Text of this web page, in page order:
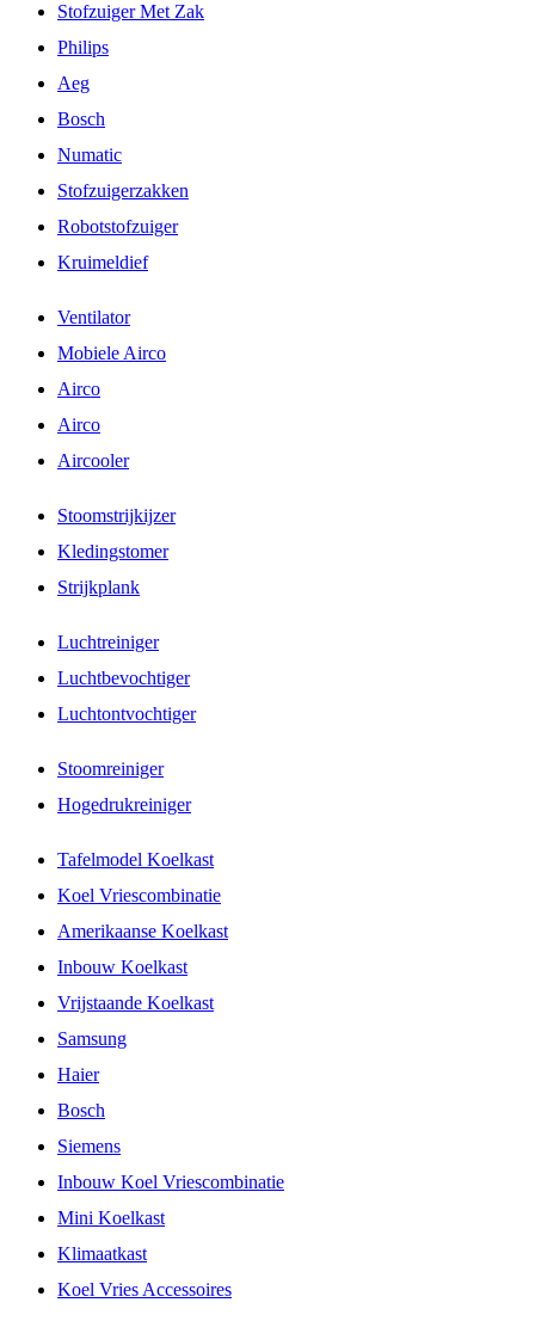
Stofzuiger Met Zak
Philips
Aeg
Bosch
Numatic
Stofzuigerzakken
Robotstofzuiger
Kruimeldief
Ventilator
Mobiele Airco
Airco
Airco
Aircooler
Stoomstrijkijzer
Kledingstomer
Strijkplank
Luchtreiniger
Luchtbevochtiger
Luchtontvochtiger
Stoomreiniger
Hogedrukreiniger
Tafelmodel Koelkast
Koel Vriescombinatie
Amerikaanse Koelkast
Inbouw Koelkast
Vrijstaande Koelkast
Samsung
Haier
Bosch
Siemens
Inbouw Koel Vriescombinatie
Mini Koelkast
Klimaatkast
Koel Vries Accessoires